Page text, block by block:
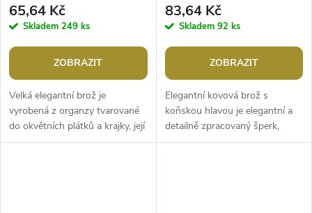
65,64 Kč
Skladem 249 ks
ZOBRAZIT
Velká elegantní brož je
vyrobená z organzy tvarované
do okvětních plátků a krajky, její
střed zdobí kytička z
83,64 Kč
Skladem 92 ks
ZOBRAZIT
Elegantní kovová brož s
koňskou hlavou je elegantní a
detailně zpracovaný šperk,
který zaujme všechny milovníky